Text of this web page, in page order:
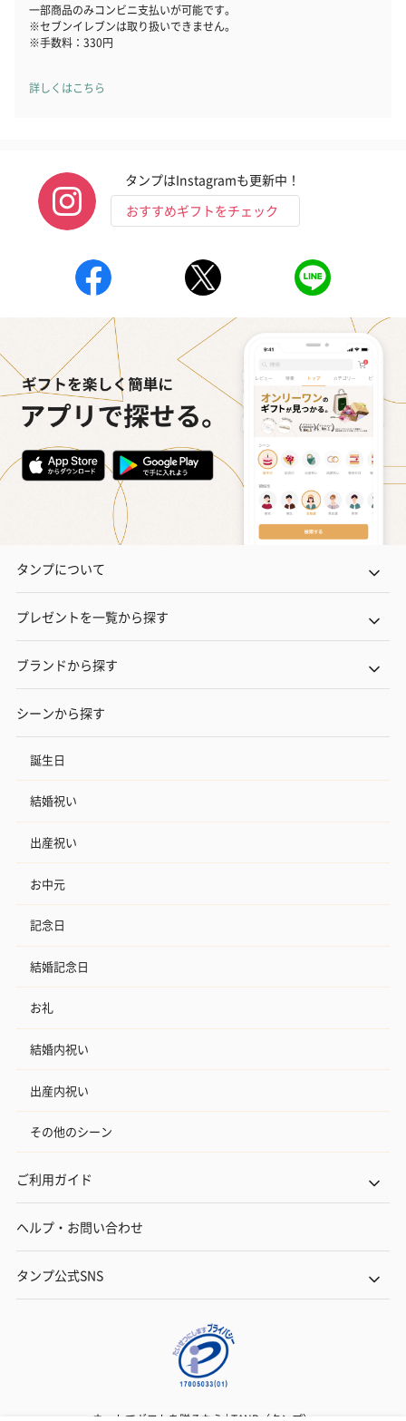
一部商品のみコンビニ支払いが可能です。
※セブンイレブンは取り扱いできません。
※手数料：330円
詳しくはこちら
タンプはInstagramも更新中！
おすすめギフトをチェック
タンプについて
プレゼントを一覧から探す
ブランドから探す
シーンから探す
誕生日
結婚祝い
出産祝い
お中元
記念日
結婚記念日
お礼
結婚内祝い
出産内祝い
その他のシーン
ご利用ガイド
ヘルプ・お問い合わせ
タンプ公式SNS